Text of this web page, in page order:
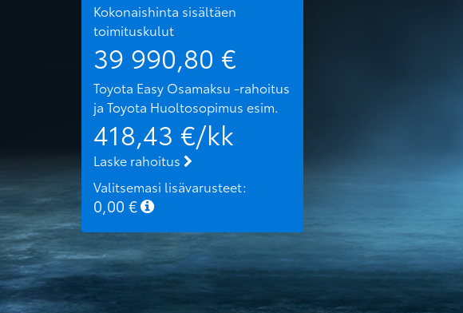
Kokonaishinta sisältäen
toimituskulut
39 990,80 €
Toyota Easy Osamaksu -rahoitus
ja Toyota Huoltosopimus esim.
418,43 €/kk
Laske rahoitus
Valitsemasi lisävarusteet:
0,00 €